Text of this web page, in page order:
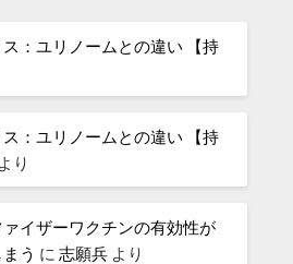
ス：ユリノームとの違い 【持
ス：ユリノームとの違い 【持
より
イザーワクチンの有効性が
う に志願兵 より